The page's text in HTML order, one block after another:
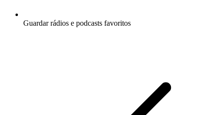
Guardar rádios e podcasts favoritos